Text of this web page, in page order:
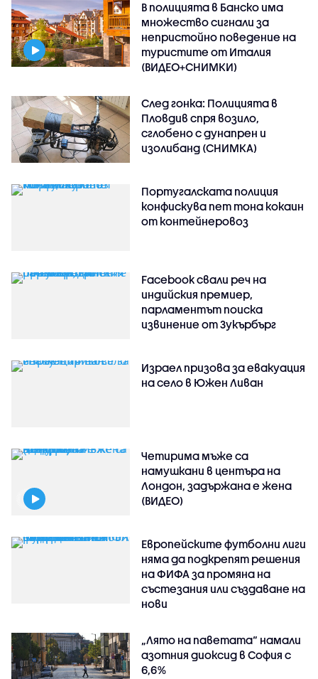
В полицията в Банско има
множество сигнали за
непристойно поведение на
туристите от Италия
(ВИДЕО+СНИМКИ)
След гонка: Полицията в
Пловдив спря возило,
сглобено с дунапрен и
изолибанд (СНИМКА)
Португалската полиция
конфискува пет тона кокаин
от контейнеровоз
Facebook свали реч на
индийския премиер,
парламентът поиска
извинение от Зукърбърг
Израел призова за евакуация
на село в Южен Ливан
Четирима мъже са
намушкани в центъра на
Лондон, задържана е жена
(ВИДЕО)
Европейските футболни лиги
няма да подкрепят решения
на ФИФА за промяна на
състезания или създаване на
нови
„Лято на паветата“ намали
азотния диоксид в София с
6,6%